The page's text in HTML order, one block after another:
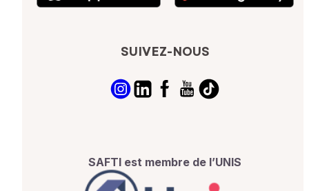
SUIVEZ-NOUS
SAFTI est membre de l’UNIS